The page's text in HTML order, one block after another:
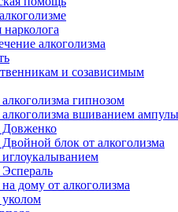
нарколога
алкоголизма
и созависимым
гипнозом
вшиванием ампулы
Довженко
блок от алкоголизма
дому от алкоголизма